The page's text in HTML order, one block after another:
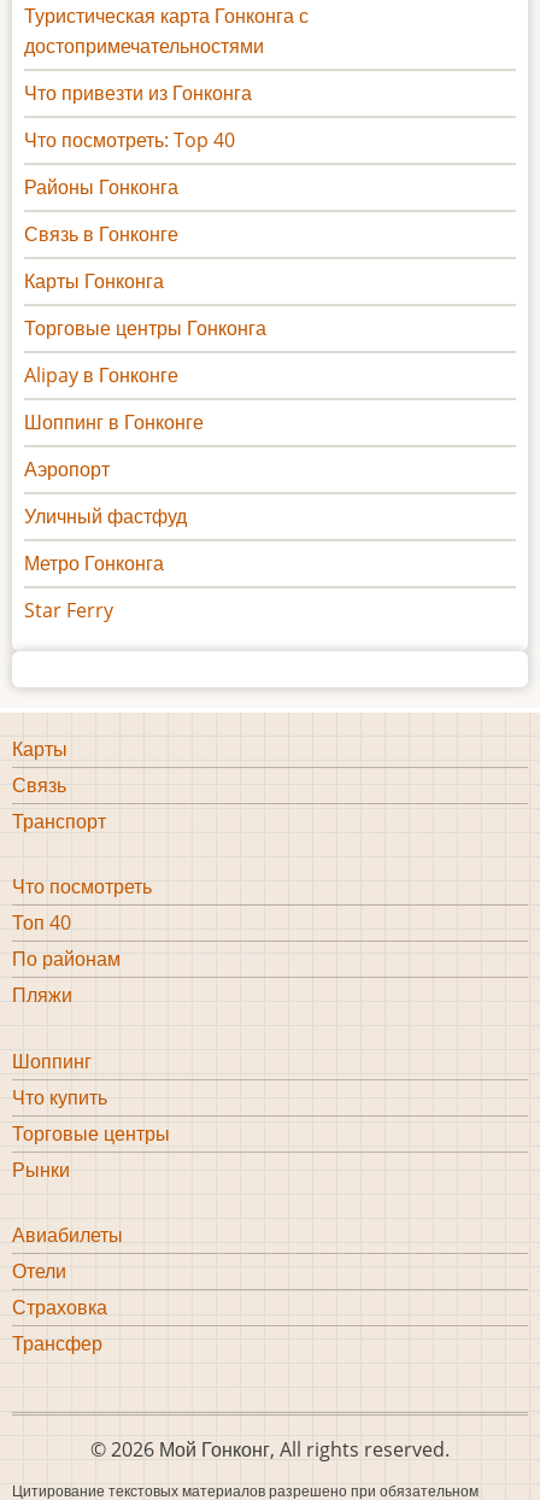
Туристическая карта Гонконга с
достопримечательностями
Что привезти из Гонконга
Что посмотреть: Top 40
Районы Гонконга
Связь в Гонконге
Карты Гонконга
Торговые центры Гонконга
Alipay в Гонконге
Шоппинг в Гонконге
Аэропорт
Уличный фастфуд
Метро Гонконга
Star Ferry
Информация
1
Карты
Связь
Транспорт
Что
посмотреть
bottom
Что посмотреть
Топ 40
По районам
Пляжи
Шоппинг
bottom
Шоппинг
Что купить
Торговые центры
Рынки
bottom
4
Авиабилеты
Отели
Страховка
Трансфер
© 2026 Мой Гонконг, All rights reserved.
Цитирование текстовых материалов разрешено при обязательном